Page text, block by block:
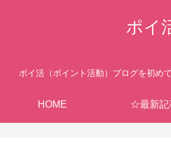
ポイ
ポイ活（ポイント活動）ブログを初め
HOME ☆最新